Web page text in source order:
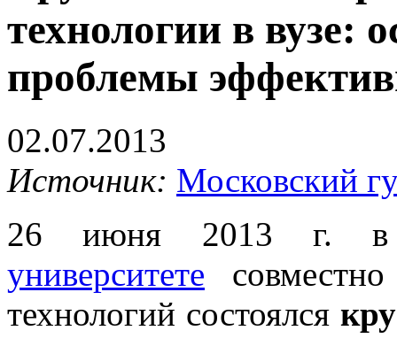
технологии в вузе:
проблемы
02.07.2013
Источник: Московский
26 июня 2013 г.
университете
технологий состоялся